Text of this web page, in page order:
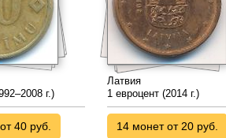
г.)
40 руб.
Латвия
1 евроцент (2014 г.)
14 монет от 20 руб.